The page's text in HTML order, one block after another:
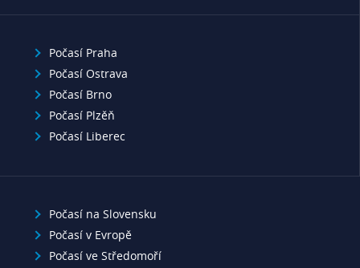
Počasí Praha
Počasí Ostrava
Počasí Brno
Počasí Plzěň
Počasí Liberec
Počasí na Slovensku
Počasí v Evropě
Počasí ve Středomoří